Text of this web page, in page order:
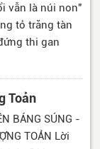
vẫn là núi non"
tỏ trăng tàn
thi gan
Toản
BÁNG SÚNG -
TOẢN Lời